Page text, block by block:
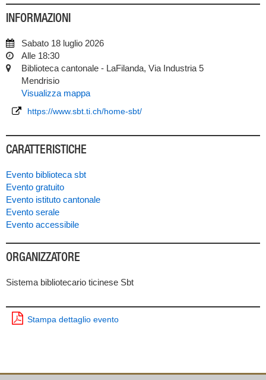
INFORMAZIONI
Sabato 18 luglio 2026
Alle 18:30
Biblioteca cantonale - LaFilanda, Via Industria 5
Mendrisio
Visualizza mappa
https://www.sbt.ti.ch/home-sbt/
CARATTERISTICHE
Evento biblioteca sbt
Evento gratuito
Evento istituto cantonale
Evento serale
Evento accessibile
ORGANIZZATORE
Sistema bibliotecario ticinese Sbt
Stampa dettaglio evento